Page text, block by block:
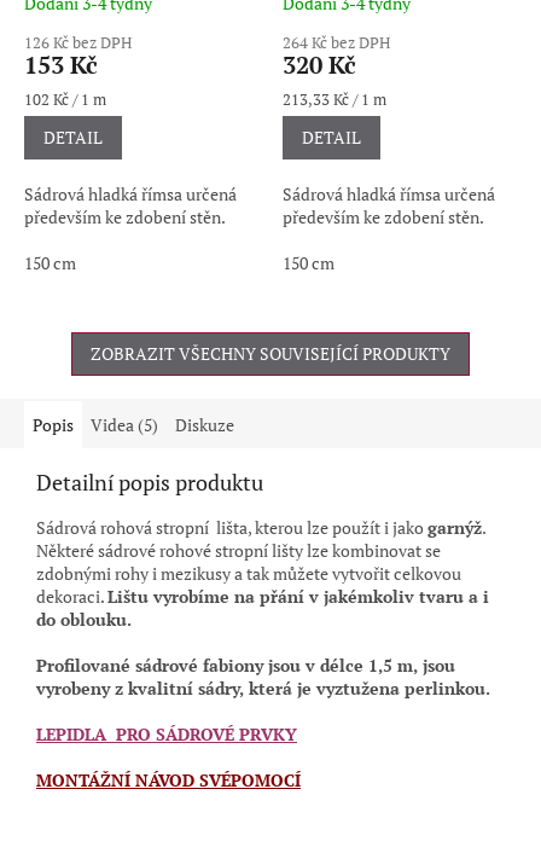
126 Kč bez DPH
153 Kč
Měrná
cena:
102 Kč / 1 m
DETAIL
Sádrová hladká římsa určená
především ke zdobení stěn.
150 cm
264 Kč bez DPH
320 Kč
Měrná
cena:
213,33 Kč / 1 m
DETAIL
Sádrová hladká římsa určená
především ke zdobení stěn.
150 cm
ZOBRAZIT VŠECHNY SOUVISEJÍCÍ PRODUKTY
Popis Videa (5) Diskuze
Detailní popis produktu
Sádrová rohová stropní lišta, kterou lze použít i jakogarnýž.
Některé sádrové rohové stropní lišty lze kombinovat se
zdobnými rohy i mezikusy a tak můžete vytvořit celkovou
dekoraci.Lištu vyrobíme na přání v jakémkoliv tvaru a i
do oblouku.
Profilované sádrové fabiony jsouv délce 1,5 m, jsou
vyrobeny z kvalitní sádry, která je vyztužena perlinkou.
LEPIDLA PRO SÁDROVÉ PRVKY
MONTÁŽNÍ NÁVOD SVÉPOMOCÍ